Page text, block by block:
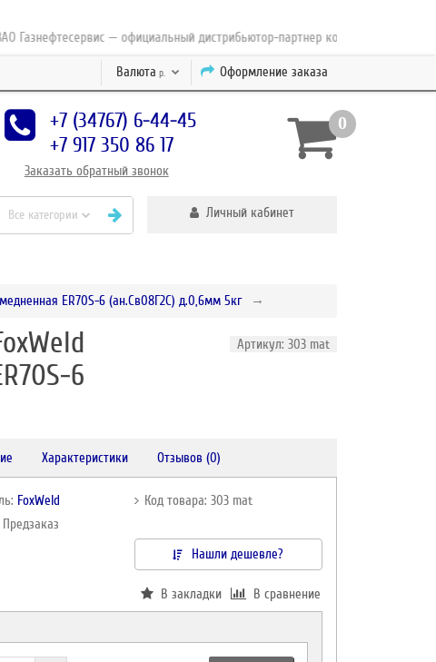
— официальный дистрибьютор-партнер концерна ESAB с 2010
Оформление заказа
Валюта р.
+7 (34767) 6-44-45
+7 917 350 86 17
Заказать обратный звонок
0
Все категории Личный кабинет
ER70S-6 (ан.Св08Г2С) д.0,6мм 5кг
6
Артикул: 303 mat
Характеристики Отзывов (0)
FoxWeld
Код товара: 303 mat
Нашли дешевле?
В закладки В сравнение